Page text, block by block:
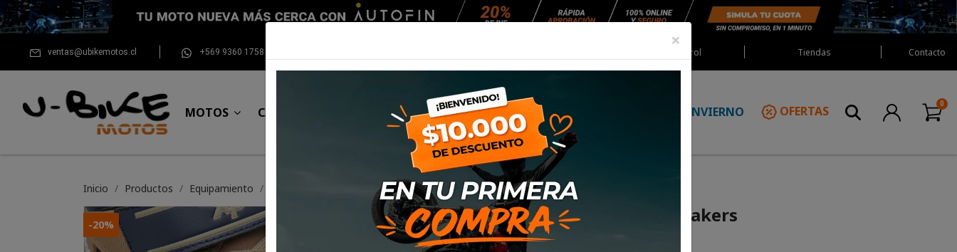
ventas@ubikemotos.cl +569 9360 1758 Red Castrol Tiendas Contacto
MOTOS CASCOS EQUIPAMIENTO NEUMÁTICOS MANTENCIÓN INVIERNO OFERTAS
Inicio Productos Equipamiento Botin Xpd Moto Pro Sneakers
-20% Botin Xpd Moto Pro Sneakers
Marca XPD
×